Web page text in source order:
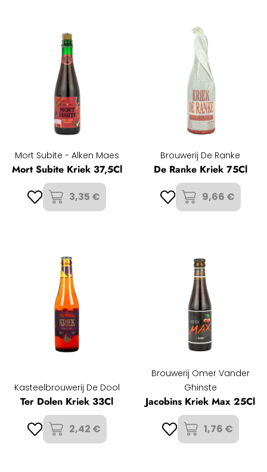
Mort Subite - Alken Maes
Mort Subite Kriek 37,5Cl
3,35 €
Brouwerij De Ranke
De Ranke Kriek 75Cl
9,66 €
Kasteelbrouwerij De Dool
Ter Dolen Kriek 33Cl
2,42 €
Brouwerij Omer Vander
Ghinste
Jacobins Kriek Max 25Cl
1,76 €